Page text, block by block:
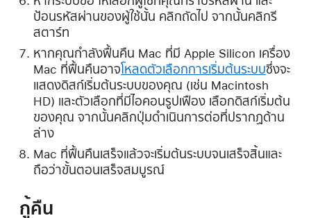
ป้อนรหัสผ่านของผู้ใช้นั้น คลิกถัดไป จากนั้นคลิกรี
สตาร์ท
หากคุณกำลังฟื้นคืน Mac ที่มี Apple Silicon เครื่อง
Mac ที่ฟื้นคืนอาจโหลดตัวเลือกการเริ่มต้นระบบซึ่งจะ
แสดงดิสก์เริ่มต้นระบบของคุณ (เช่น Macintosh
HD) และตัวเลือกที่มีไอคอนรูปเฟือง เลือกดิสก์เริ่มต้น
ของคุณ จากนั้นคลิกปุ่มดำเนินการต่อที่ปรากฏด้าน
ล่าง
Mac ที่ฟื้นคืนเสร็จแล้วจะเริ่มต้นระบบจนเสร็จสิ้นและ
ถือว่าขั้นตอนเสร็จสมบูรณ์
กู้คืน